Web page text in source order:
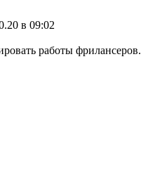
в 09:02
работы фрилансеров.